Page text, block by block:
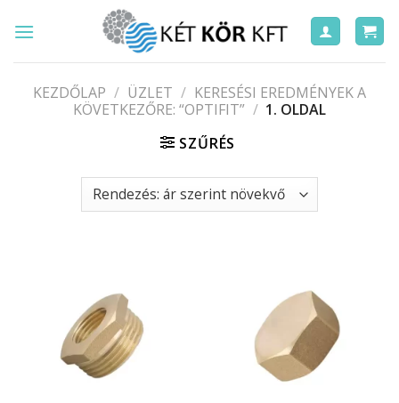
KEZDŐLAP / ÜZLET / KERESÉSI EREDMÉNYEK A
KÖVETKEZŐRE: “OPTIFIT” / 1. OLDAL
SZŰRÉS